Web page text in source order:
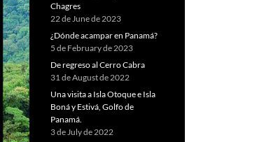
Chagres
22 de June de 2023
¿Dónde acampar en Panamá?
5 de February de 2023
De regreso al Cerro Cabra
31 de August de 2022
Una visita a Isla Otoque e Isla
Boná y Estivá, Golfo de
Panamá.
3 de July de 2022